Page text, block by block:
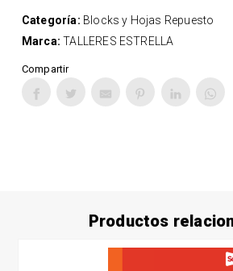
Categoría: Blocks y Hojas Repuesto
Marca:TALLERES ESTRELLA
Compartir
Productos